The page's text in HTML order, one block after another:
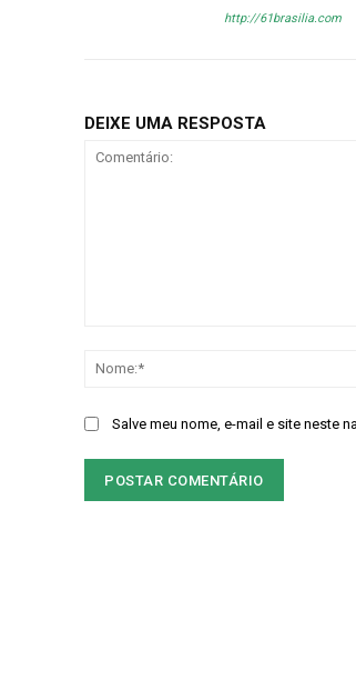
http://61brasilia.com
DEIXE UMA RESPOSTA
Salve meu nome, e-mail e site neste